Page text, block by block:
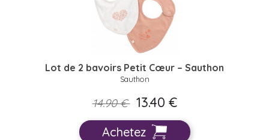
Lot de 2 bavoirs Petit Cœur – Sauthon
Sauthon
14.90 € 13.40 €
Achetez